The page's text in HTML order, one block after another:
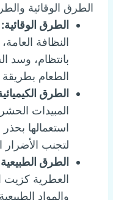
الطرق الوقائية
الطرق الوقائية:
النظافة
بانتظام، وسد
الطعام
الطرق
المبيدات
استعمالها
لتجنب الأضرار
الطرق
العطرية كزيت
والمواد